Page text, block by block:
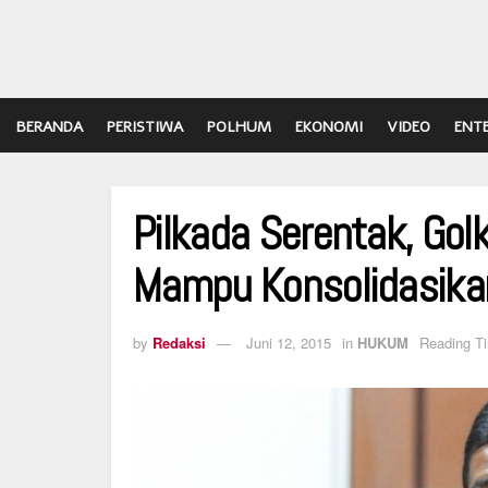
BERANDA PERISTIWA POLHUM EKONOMI VIDEO
Pilkada Serentak,
Mampu
by Redaksi Juni 12, 2015 in HUKUM Reading